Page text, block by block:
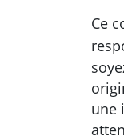
Ce
une